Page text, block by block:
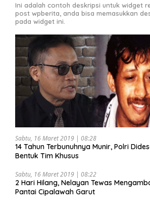
Ini adalah contoh deskripsi untuk widget
post wpberita, anda bisa memasukkan
pada widget ini.
Sabtu, 16 Maret 2019 | 08:28
14 Tahun Terbunuhnya Munir, Polri
Bentuk Tim Khusus
Sabtu, 16 Maret 2019 | 08:22
2 Hari Hilang, Nelayan Tewas
Pantai Cipalawah Garut